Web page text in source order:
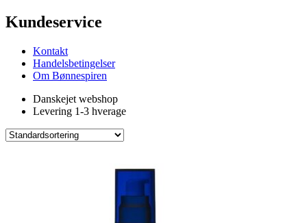
Kundeservice
Kontakt
Handelsbetingelser
Om Bønnespiren
Danskejet webshop
Levering 1-3 hverage